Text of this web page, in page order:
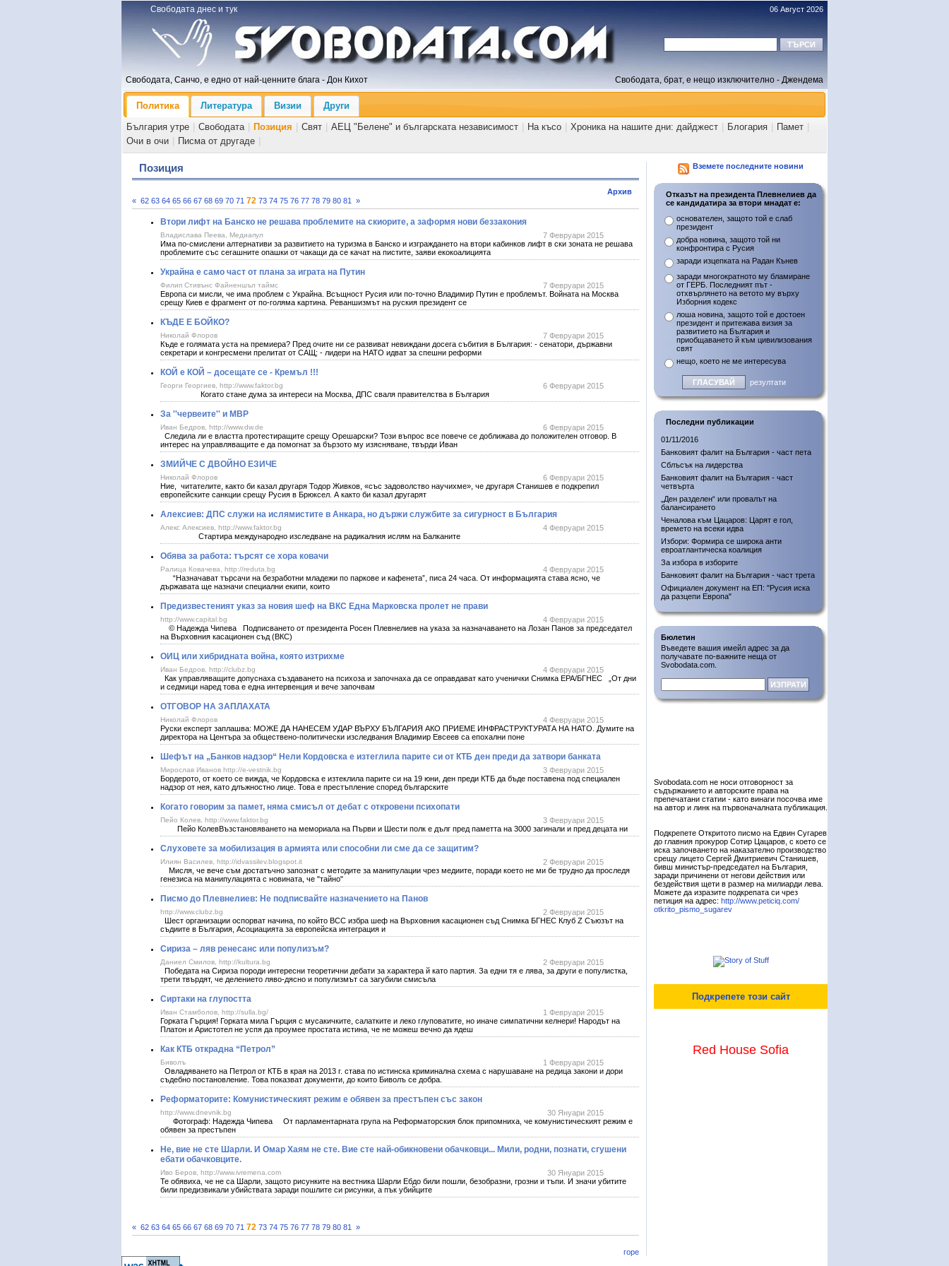
Свободата днес и тук 06 Август 2026
Свободата, Санчо, е едно от най-ценните блага - Дон Кихот Свободата, брат, е нещо изключително - Джендема
Политика Литература Визии
Други
България утре
Свободата Позиция Свят АЕЦ "Белене" и българската независимост На късо Хроника на нашите дни: дайджест Блогария Памет
Очи в очи
Писма от другаде
Позиция
Архив
« 62 63 64 65 66 67 68 69 70 71 72 73 74 75 76 77 78 79 80 81 »
Втори лифт на Банско не решава проблемите на скиорите, а заформя нови беззакония
Владислава Пеева, Медиапул
7 Февруари 2015
Има по-смислени алтернативи за развитието на туризма в Банско и изграждането на втори кабинков лифт в ски зоната не решава
проблемите със сегашните опашки от чакащи да се качат на пистите, заяви екокоалицията
Украйна е само част от плана за играта на Путин
Филип Стивънс Файненшъл таймс
7 Февруари 2015
Европа си мисли, че има проблем с Украйна. Всъщност Русия или по-точно Владимир Путин е проблемът. Войната на Москва
срещу Киев е фрагмент от по-голяма картина. Реваншизмът на руския президент се
КЪДЕ Е БОЙКО?
Николай Флоров
7 Февруари 2015
Къде е голямата уста на премиера? Пред очите ни се развиват невиждани досега събития в България: - сенатори, държавни
секретари и конгресмени прелитат от САЩ; - лидери на НАТО идват за спешни реформи
​КОЙ е КОЙ – досещате се - Кремъл !!!
Георги Георгиев, http://www.faktor.bg
6 Февруари 2015
Когато стане дума за интереси на Москва, ДПС сваля правителства в България
За ''червеите'' и МВР
Иван Бедров, http://www.dw.de
6 Февруари 2015
Следила ли е властта протестиращите срещу Орешарски? Този въпрос все повече се доближава до положителен отговор. В
интерес на управляващите е да помогнат за бързото му изясняване, твърди Иван
ЗМИЙЧЕ С ДВОЙНО ЕЗИЧЕ
Николай Флоров
6 Февруари 2015
Ние, читателите, както би казал другаря Тодор Живков, «със задоволство научихме», че другаря Станишев е подкрепил
европейските санкции срещу Русия в Брюксел. А както би казал другарят
Алексиев: ДПС служи на ислямистите в Анкара, но държи службите за сигурност в България
Алекс Алексиев, http://www.faktor.bg
4 Февруари 2015
Стартира международно изследване на радикалния ислям на Балканите
Обява за работа: търсят се хора ковачи
Ралица Ковачева, http://reduta.bg
4 Февруари 2015
“Назначават търсачи на безработни младежи по паркове и кафенета”, писа 24 часа. От информацията става ясно, че
държавата ще назначи специални екипи, които
Предизвестеният указ за новия шеф на ВКС Една Марковска пролет не прави
http://www.capital.bg
4 Февруари 2015
© Надежда Чипева Подписването от президента Росен Плевнелиев на указа за назначаването на Лозан Панов за председател
на Върховния касационен съд (ВКС)
ОИЦ или хибридната война, която изтрихме
Иван Бедров, http://clubz.bg
4 Февруари 2015
Как управляващите допуснаха създаването на психоза и започнаха да се оправдават като ученички Снимка EPA/БГНЕС „От дни
и седмици наред това е една интервенция и вече започвам
ОТГОВОР НА ЗАПЛАХАТА
Николай Флоров
4 Февруари 2015
Руски експерт заплашва: МОЖЕ ДА НАНЕСЕМ УДАР ВЪРХУ БЪЛГАРИЯ АКО ПРИЕМЕ ИНФРАСТРУКТУРАТА НА НАТО. Думите на
директора на Центъра за обществено-политически изследвания Владимир Евсеев са епохални поне
Шефът на „Банков надзор“ Нели Кордовска е изтеглила парите си от КТБ ден преди да затвори банката
Мирослав Иванов http://e-vestnik.bg
3 Февруари 2015
Бордерото, от което се вижда, че Кордовска е изтеклила парите си на 19 юни, ден преди КТБ да бъде поставена под специален
надзор от нея, като длъжностно лице. Това е престъпление според българските
Когато говорим за памет, няма смисъл от дебат с откровени психопати
Пейо Колев, http://www.faktor.bg
3 Февруари 2015
Пейо Колев ​ Възстановяването на мемориала на Първи и Шести полк е дълг пред паметта на 3000 загинали и пред децата ни
Слуховете за мобилизация в армията или способни ли сме да се защитим?
Илиян Василев, http://idvassilev.blogspot.it
2 Февруари 2015
Мисля, че вече съм достатъчно запознат с методите за манипулации чрез медиите, поради което не ми бе трудно да проследя
генезиса на манипулацията с новината, че "тайно"
Писмо до Плевнелиев: Не подписвайте назначението на Панов
http://www.clubz.bg
2 Февруари 2015
Шест организации оспорват начина, по който ВСС избра шеф на Върховния касационен съд Снимка БГНЕС Клуб Z Съюзът на
съдиите в България, Асоциацията за европейска интеграция и
Сириза – ляв ренесанс или популизъм?
Даниел Смилов, http://kultura.bg
2 Февруари 2015
Победата на Сириза породи интересни теоретични дебати за характера й като партия. За едни тя е лява, за други е популистка,
трети твърдят, че делението ляво-дясно и популизмът са загубили смисъла
Сиртаки на глупостта
Иван Стамболов, http://sulla.bg/
1 Февруари 2015
Горката Гърция! Горката мила Гърция с мусакичките, салатките и леко глуповатите, но иначе симпатични келнери! Народът на
Платон и Аристотел не успя да проумее простата истина, че не можеш вечно да ядеш
Как КТБ открадна “Петрол”
Биволъ
1 Февруари 2015
Овладяването на Петрол от КТБ в края на 2013 г. става по истинска криминална схема с нарушаване на редица закони и дори
съдебно постановление. Това показват документи, до които Биволъ се добра.
Реформаторите: Комунистическият режим е обявен за престъпен със закон
http://www.dnevnik.bg
30 Януари 2015
Фотограф: Надежда Чипева От парламентарната група на Реформаторския блок припомниха, че комунистическият режим е
обявен за престъпен
Не, вие не сте Шарли. И Омар Хаям не сте. Вие сте най-обикновени обачковци... Мили, родни, познати, сгушени
ебати обачковците.
Иво Беров, http://www.ivremena.com
30 Януари 2015
Те обявиха, че не са Шарли, защото рисунките на вестника Шарли Ебдо били пошли, безобразни, грозни и тъпи. И значи убитите
били прeдизвикали убийствата заради пошлите си рисунки, а пък убийците
« 62 63 64 65 66 67 68 69 70 71 72 73 74 75 76 77 78 79 80 81 »
горе
Вземете последните новини
Отказът на президента Плевнелиев да
се кандидатира за втори мнадат е:
основателен, защото той е слаб
президент
добра новина, защото той ни
конфронтира с Русия
заради изцепката на Радан Кънев
заради многократното му бламиране
от ГЕРБ. Последният път -
отхвърлянето на ветото му върху
Изборния кодекс
лоша новина, защото той е достоен
президент и притежава визия за
развитието на България и
приобщаването й към цивилизования
свят
нещо, което не ме интересува
резултати
Последни публикации
01/11/2016
Банковият фалит на България - част пета
Сблъсък на лидерства
Банковият фалит на България - част
четвърта
„Ден разделен“ или провалът на
балансирането
Ченалова към Цацаров: Царят е гол,
времето на всеки идва
Избори: Формира се широка анти
евроатлантическа коалиция
За избора в изборите
Банковият фалит на България - част трета
Официален документ на ЕП: "Русия иска
да разцепи Европа"
Бюлетин
Въведете вашия имейл адрес за да
получавате по-важните неща от
Svobodata.com.
Svobodata.com не носи отговорност за
съдържанието и авторските права на
препечатани статии - като винаги посочва име
на автор и линк на първоначалната публикация.
Подкрепете Откритото писмо на Едвин Сугарев
до главния прокурор Сотир Цацаров, с което се
иска започването на наказателно производство
срещу лицето Сергей Дмитриевич Станишев,
бивш министър-председател на България,
заради причинени от негови действия или
бездействия щети в размер на милиарди лева.
Можете да изразите подкрепата си чрез
петиция на адрес: http://www.peticiq.com/
otkrito_pismo_sugarev
Подкрепете този сайт
Red House Sofia